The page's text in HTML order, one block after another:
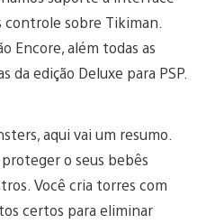
sobre Tikiman.
Encore, além todas as
da edição Deluxe para PSP.
aqui vai um resumo.
o seus bebês
Você cria torres com
certos para eliminar